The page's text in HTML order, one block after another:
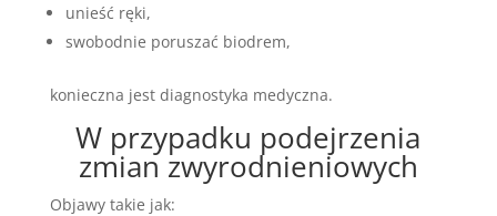
unieść ręki,
swobodnie poruszać biodrem,
konieczna jest diagnostyka medyczna.
W przypadku podejrzenia
zmian zwyrodnieniowych
Objawy takie jak: